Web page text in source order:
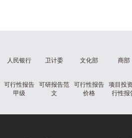
人民银行 卫计委 文化部 商部
可行性报告
甲级
可研报告范
文
可行性报告
价格
项目投
行性报